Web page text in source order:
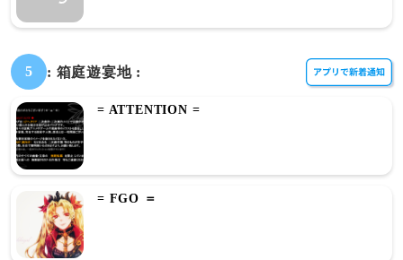
5 : 箱庭遊宴地 :
= ATTENTION =
= FGO ＝